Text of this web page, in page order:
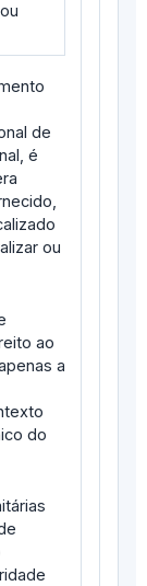
de
é
ou
ao
a
do